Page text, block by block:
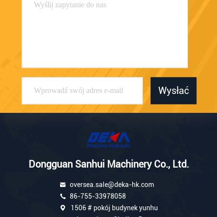
Wysłać
Dongguan Sanhui Machinery Co., Ltd.
oversea.sale@deka-hk.com
86-755-33978058
1506 # pokój budynek yunhu